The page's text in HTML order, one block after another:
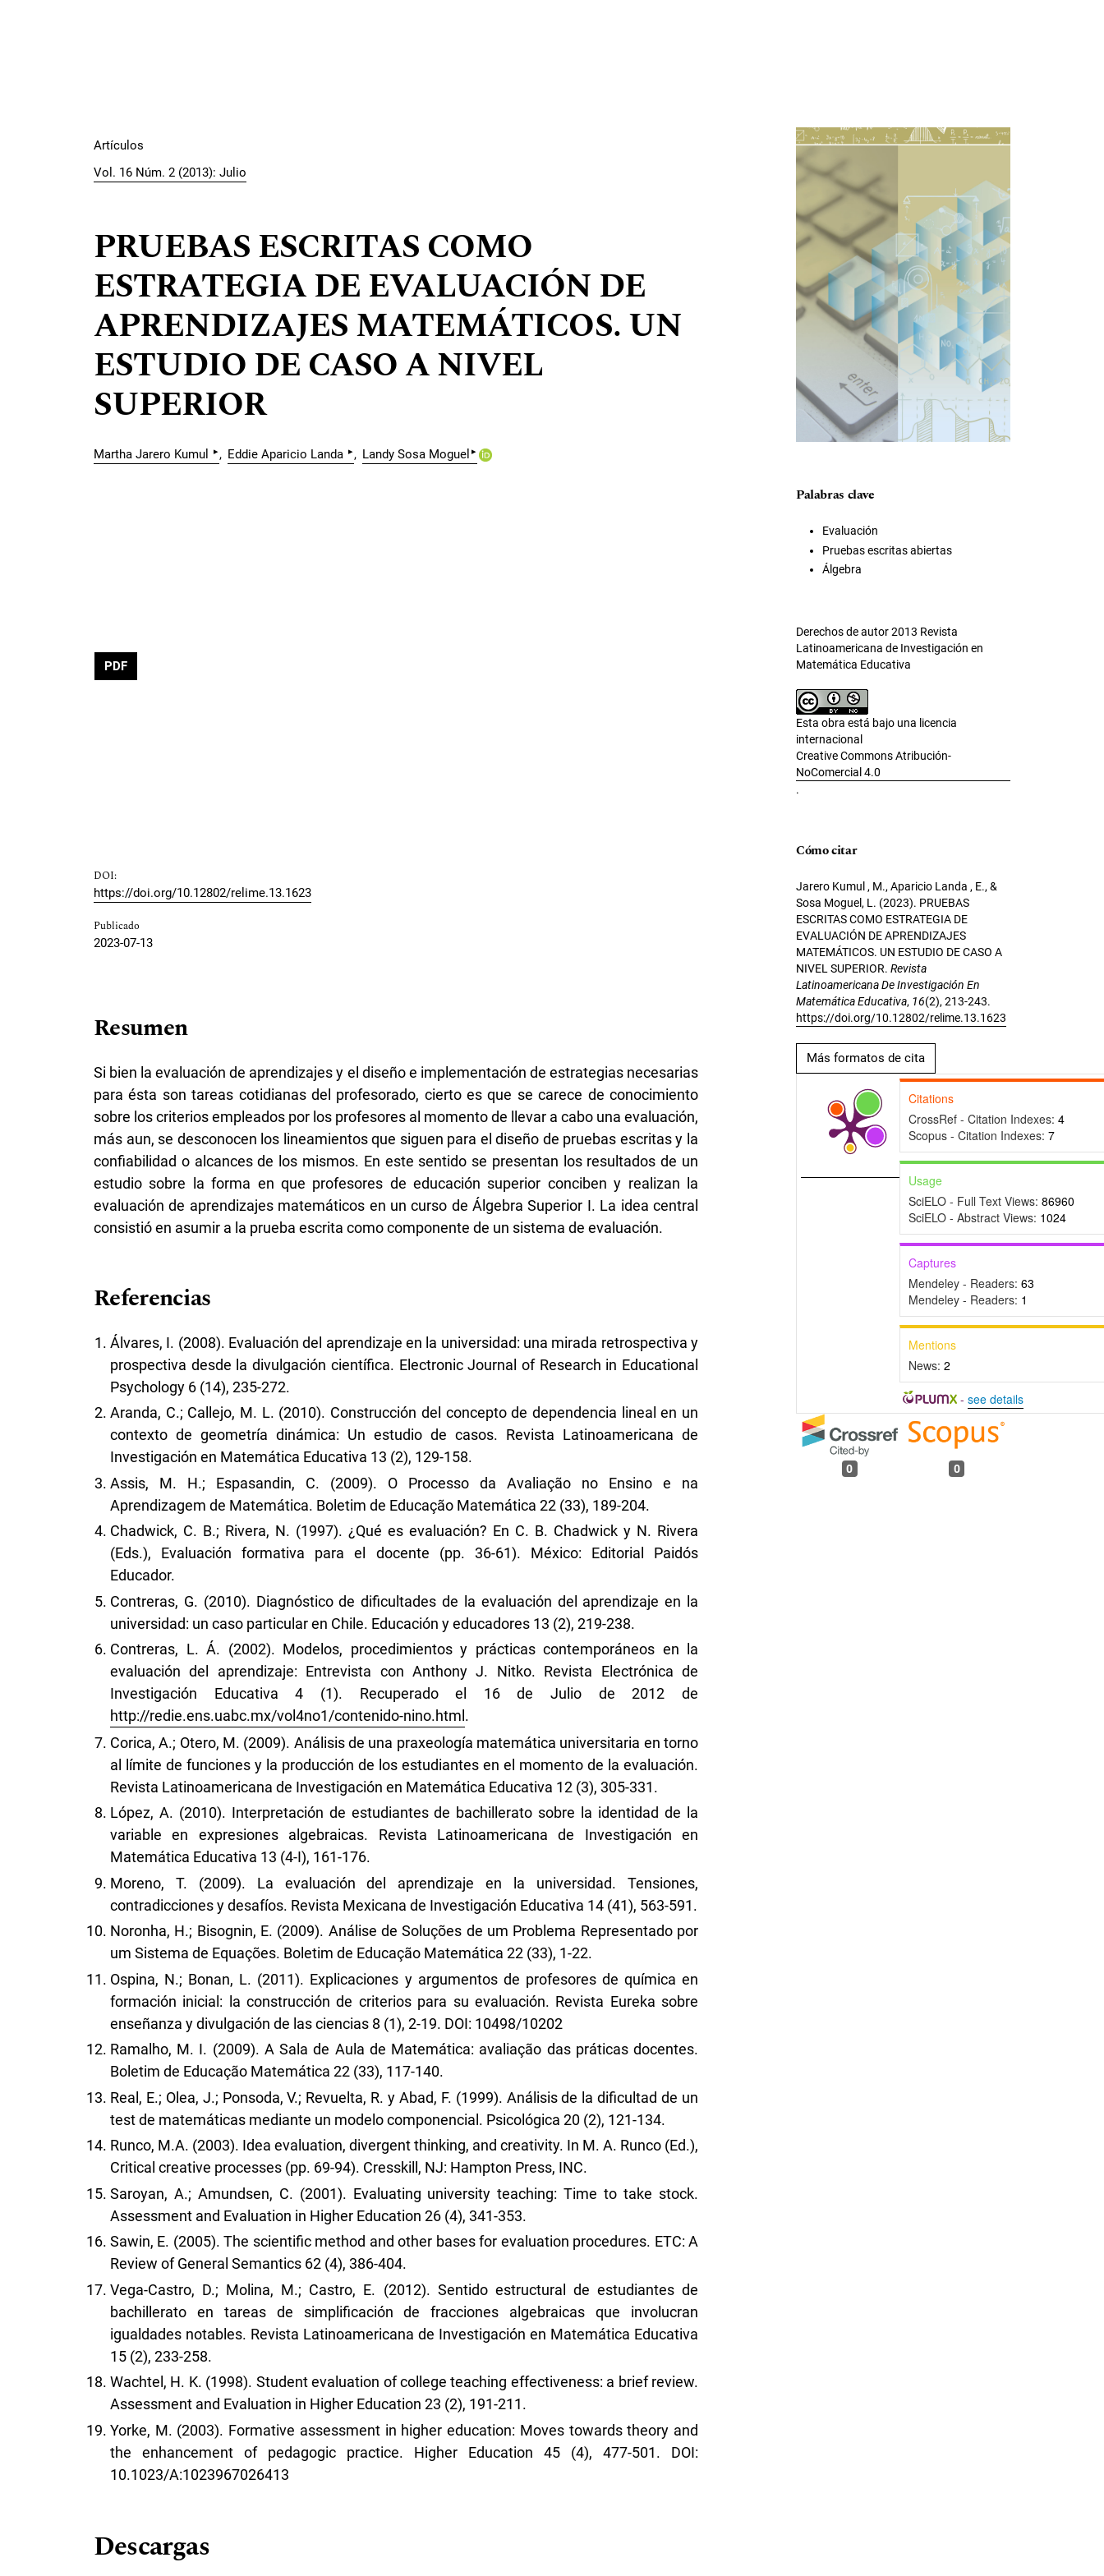
Artículos
Vol. 16 Núm. 2 (2013): Julio
PRUEBAS ESCRITAS COMO
ESTRATEGIA DE EVALUACIÓN DE
APRENDIZAJES MATEMÁTICOS. UN
ESTUDIO DE CASO A NIVEL
SUPERIOR
Martha Jarero Kumul ▸ Eddie Aparicio Landa ▸ Landy Sosa Moguel ▸
PDF
DOI:
https://doi.org/10.12802/relime.13.1623
Publicado
2023-07-13
Resumen
Si bien la evaluación de aprendizajes y el diseño e implementación de estrategias necesarias
para ésta son tareas cotidianas del profesorado, cierto es que se carece de conocimiento
sobre los criterios empleados por los profesores al momento de llevar a cabo una evaluación,
más aun, se desconocen los lineamientos que siguen para el diseño de pruebas escritas y la
confiabilidad o alcances de los mismos. En este sentido se presentan los resultados de un
estudio sobre la forma en que profesores de educación superior conciben y realizan la
evaluación de aprendizajes matemáticos en un curso de Álgebra Superior I. La idea central
consistió en asumir a la prueba escrita como componente de un sistema de evaluación.
Referencias
Álvares, I. (2008). Evaluación del aprendizaje en la universidad: una mirada retrospectiva y
prospectiva desde la divulgación científica. Electronic Journal of Research in Educational
Psychology 6 (14), 235-272.
Aranda, C.; Callejo, M. L. (2010). Construcción del concepto de dependencia lineal en un
contexto de geometría dinámica: Un estudio de casos. Revista Latinoamericana de
Investigación en Matemática Educativa 13 (2), 129-158.
Assis, M. H.; Espasandin, C. (2009). O Processo da Avaliação no Ensino e na
Aprendizagem de Matemática. Boletim de Educação Matemática 22 (33), 189-204.
Chadwick, C. B.; Rivera, N. (1997). ¿Qué es evaluación? En C. B. Chadwick y N. Rivera
(Eds.), Evaluación formativa para el docente (pp. 36-61). México: Editorial Paidós
Educador.
Contreras, G. (2010). Diagnóstico de dificultades de la evaluación del aprendizaje en la
universidad: un caso particular en Chile. Educación y educadores 13 (2), 219-238.
Contreras, L. Á. (2002). Modelos, procedimientos y prácticas contemporáneos en la
evaluación del aprendizaje: Entrevista con Anthony J. Nitko. Revista Electrónica de
Investigación Educativa 4 (1). Recuperado el 16 de Julio de 2012 de
http://redie.ens.uabc.mx/vol4no1/contenido-nino.html .
Corica, A.; Otero, M. (2009). Análisis de una praxeología matemática universitaria en torno
al límite de funciones y la producción de los estudiantes en el momento de la evaluación.
Revista Latinoamericana de Investigación en Matemática Educativa 12 (3), 305-331.
López, A. (2010). Interpretación de estudiantes de bachillerato sobre la identidad de la
variable en expresiones algebraicas. Revista Latinoamericana de Investigación en
Matemática Educativa 13 (4-I), 161-176.
Moreno, T. (2009). La evaluación del aprendizaje en la universidad. Tensiones,
contradicciones y desafíos. Revista Mexicana de Investigación Educativa 14 (41), 563-591.
Noronha, H.; Bisognin, E. (2009). Análise de Soluções de um Problema Representado por
um Sistema de Equações. Boletim de Educação Matemática 22 (33), 1-22.
Ospina, N.; Bonan, L. (2011). Explicaciones y argumentos de profesores de química en
formación inicial: la construcción de criterios para su evaluación. Revista Eureka sobre
enseñanza y divulgación de las ciencias 8 (1), 2-19. DOI: 10498/10202
Ramalho, M. I. (2009). A Sala de Aula de Matemática: avaliação das práticas docentes.
Boletim de Educação Matemática 22 (33), 117-140.
Real, E.; Olea, J.; Ponsoda, V.; Revuelta, R. y Abad, F. (1999). Análisis de la dificultad de un
test de matemáticas mediante un modelo componencial. Psicológica 20 (2), 121-134.
Runco, M.A. (2003). Idea evaluation, divergent thinking, and creativity. In M. A. Runco (Ed.),
Critical creative processes (pp. 69-94). Cresskill, NJ: Hampton Press, INC.
Saroyan, A.; Amundsen, C. (2001). Evaluating university teaching: Time to take stock.
Assessment and Evaluation in Higher Education 26 (4), 341-353.
Sawin, E. (2005). The scientific method and other bases for evaluation procedures. ETC: A
Review of General Semantics 62 (4), 386-404.
Vega-Castro, D.; Molina, M.; Castro, E. (2012). Sentido estructural de estudiantes de
bachillerato en tareas de simplificación de fracciones algebraicas que involucran
igualdades notables. Revista Latinoamericana de Investigación en Matemática Educativa
15 (2), 233-258.
Wachtel, H. K. (1998). Student evaluation of college teaching effectiveness: a brief review.
Assessment and Evaluation in Higher Education 23 (2), 191-211.
Yorke, M. (2003). Formative assessment in higher education: Moves towards theory and
the enhancement of pedagogic practice. Higher Education 45 (4), 477-501. DOI:
10.1023/A:1023967026413
Descargas
Imagen de portada
Palabras clave
Evaluación
Pruebas escritas abiertas
Álgebra
Derechos de autor 2013 Revista
Latinoamericana de Investigación en
Matemática Educativa
Esta obra está bajo una licencia
internacional
Creative Commons Atribución-
NoComercial 4.0
.
Cómo citar
Jarero Kumul , M., Aparicio Landa , E., &
Sosa Moguel, L. (2023). PRUEBAS
ESCRITAS COMO ESTRATEGIA DE
EVALUACIÓN DE APRENDIZAJES
MATEMÁTICOS. UN ESTUDIO DE CASO A
NIVEL SUPERIOR. Revista
Latinoamericana De Investigación En
Matemática Educativa, 16(2), 213-243.
https://doi.org/10.12802/relime.13.1623
Más formatos de cita
Citations
CrossRef - Citation Indexes: 4
Scopus - Citation Indexes: 7
Usage
SciELO - Full Text Views: 86960
SciELO - Abstract Views: 1024
Captures
Mendeley - Readers: 63
Mendeley - Readers: 1
Mentions
News: 2
- see details
0 0